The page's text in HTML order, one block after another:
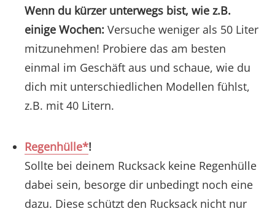
Wenn du kürzer unterwegs bist, wie z.B.
einige Wochen: Versuche weniger als 50 Liter
mitzunehmen! Probiere das am besten
einmal im Geschäft aus und schaue, wie du
dich mit unterschiedlichen Modellen fühlst,
z.B. mit 40 Litern.
Regenhülle*!
Sollte bei deinem Rucksack keine Regenhülle
dabei sein, besorge dir unbedingt noch eine
dazu. Diese schützt den Rucksack nicht nur